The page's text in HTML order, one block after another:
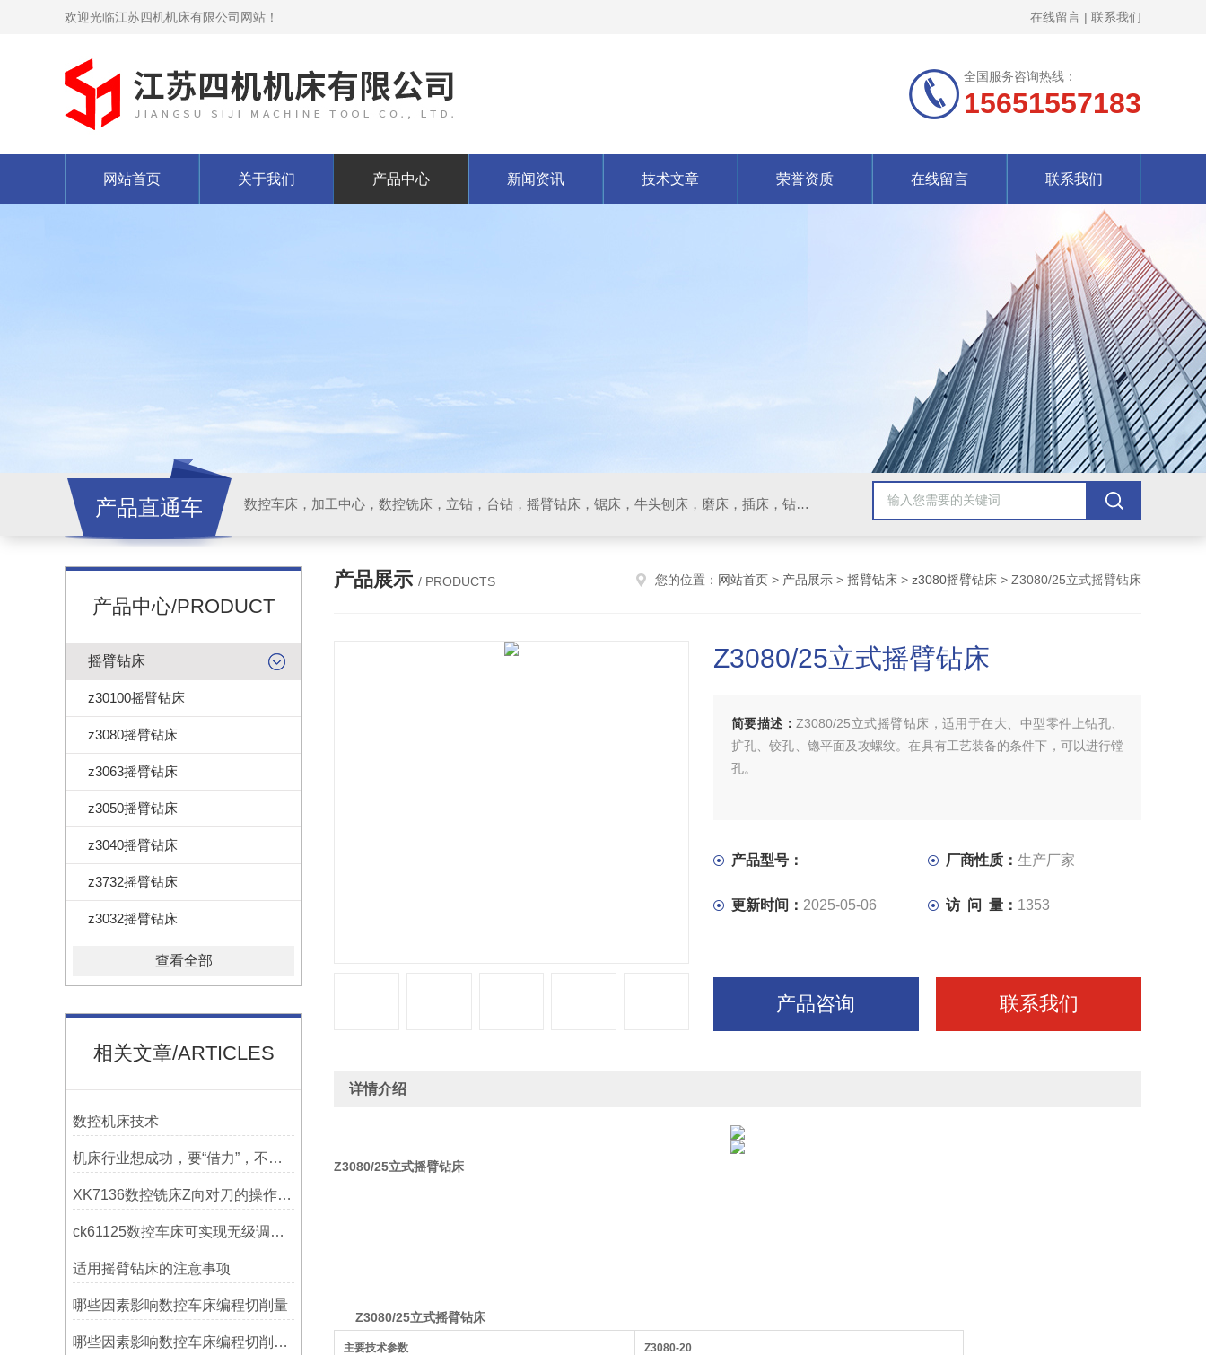
欢迎光临江苏四机机床有限公司网站！ 在线留言 | 联系我们
全国服务咨询热线：
15651557183
网站首页 关于我们 产品中心 新闻资讯 技术文章 荣誉资质 在线留言 联系我们
产品直通车 数控车床，加工中心，数控铣床，立钻，台钻，摇臂钻床，锯床，牛头刨床，磨床，插床，钻铣床，滚齿机
产品中心/PRODUCT
摇臂钻床
z30100摇臂钻床
z3080摇臂钻床
z3063摇臂钻床
z3050摇臂钻床
z3040摇臂钻床
z3732摇臂钻床
z3032摇臂钻床
查看全部
相关文章/ARTICLES
数控机床技术
机床行业想成功，要“借力”，不要“尽力”！
XK7136数控铣床Z向对刀的操作方法
ck61125数控车床可实现无级调速控制
适用摇臂钻床的注意事项
哪些因素影响数控车床编程切削量
哪些因素影响数控车床编程切削量？
产品展示 / PRODUCTS 您的位置： 网站首页 > 产品展示 > 摇臂钻床 > z3080摇臂钻床 > Z3080/25立式摇臂钻床
Z3080/25立式摇臂钻床
简要描述： Z3080/25立式摇臂钻床，适用于在大、中型零件上钻孔、
扩孔、铰孔、锪平面及攻螺纹。在具有工艺装备的条件下，可以进行镗
孔。
产品型号： 厂商性质： 生产厂家
更新时间： 2025-05-06 访 问 量： 1353
产品咨询 联系我们
详情介绍
Z3080/25立式摇臂钻床
Z3080/25立式摇臂钻床
主要技术参数 Z3080-20